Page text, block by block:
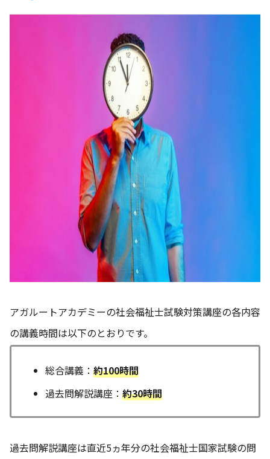
アガルートアカデミーの社会福祉士試験対策講座の各内容
の講義時間は以下のとおりです。
総合講義：約100時間
過去問解説講座：約30時間
過去問解説講座は直近5ヵ年分の社会福祉士国家試験の問